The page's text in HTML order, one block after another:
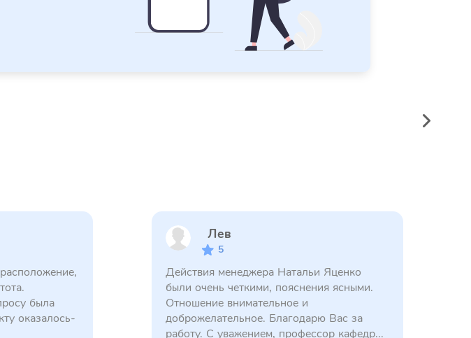
была
оказалось-
Лев
5
Действия менеджера Натальи Яценко
были очень четкими, пояснения ясными.
Отношение внимательное и
доброжелательное. Благодарю Вас за
работу. С уважением, профессор кафедр...